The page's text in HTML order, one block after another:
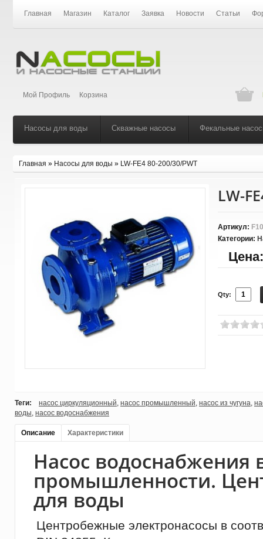
Главная Магазин Каталог Заявка Новости Статьи
Мой Профиль Корзина
Насосы для воды Скважные насосы Фекальные
Главная » Насосы для воды » LW-FЕ4 80-200/30/PWT
LW-
Артикул:
Категории:
Цена:
Qty:
Теги: насос циркуляционный, насос промышленный, насос из чугуна,
воды, насос водоснабжения
Описание Характеристики
Насос водоснабжения
промышленности.
для воды
Центробежные электронасосы в